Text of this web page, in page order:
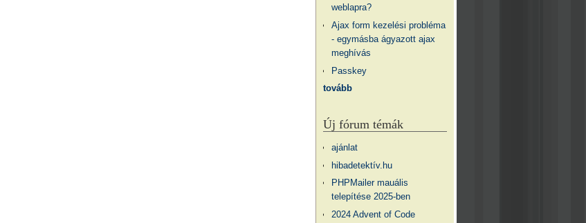
weblapra?
Ajax form kezelési probléma
- egymásba ágyazott ajax
meghívás
Passkey
tovább
Új fórum témák
ajánlat
hibadetektív.hu
PHPMailer mauális
telepítése 2025-ben
2024 Advent of Code